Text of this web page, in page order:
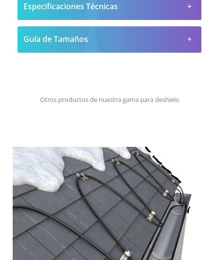
Especificaciones Técnicas
Guía de Tamaños
Otros productos de nuestra gama para deshielo